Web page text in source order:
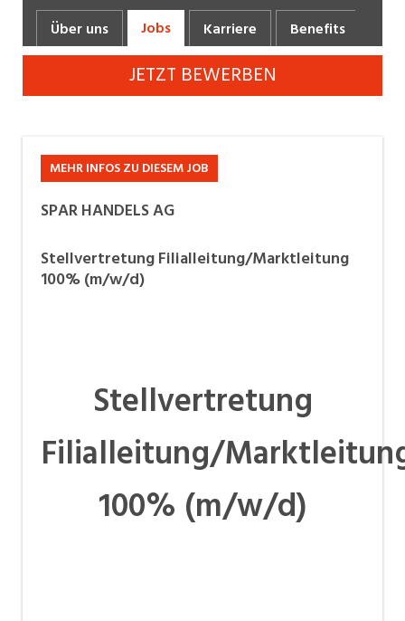
Industrie, Maschinenbau, Anlagenbau,
Produktion
Informatik, Telekommunikation
Körperpflege, Wellness
Marketing, Kommunikation, Medien, Druck
Medizin, Gesundheitswesen, Pflege
Über uns Jobs Karriere Benefits
JETZT BEWERBEN
MEHR INFOS ZU DIESEM JOB
SPAR HANDELS AG
Stellvertretung Filialleitung/Marktleitung
100% (m/w/d)
Stellvertretung
Filialleitung/
100% (m/w/d)